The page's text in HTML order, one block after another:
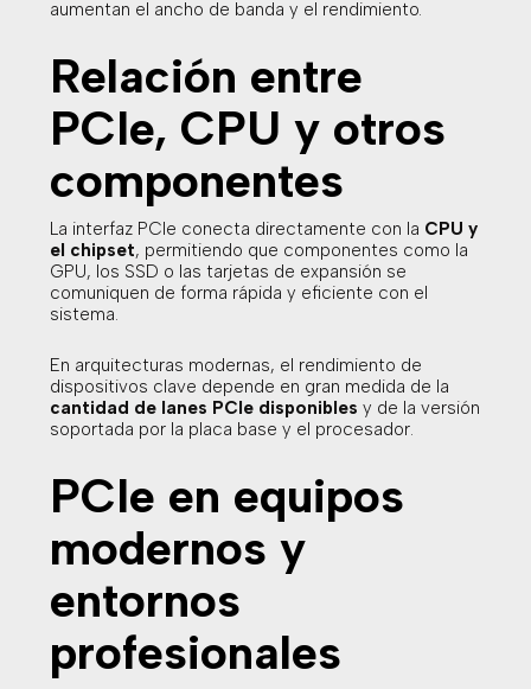
aumentan el ancho de banda y el rendimiento.
Relación entre
PCIe, CPU y otros
componentes
La interfaz PCIe conecta directamente con la CPU y
el chipset, permitiendo que componentes como la
GPU, los SSD o las tarjetas de expansión se
comuniquen de forma rápida y eficiente con el
sistema.
En arquitecturas modernas, el rendimiento de
dispositivos clave depende en gran medida de la
cantidad de lanes PCIe disponibles y de la versión
soportada por la placa base y el procesador.
PCIe en equipos
modernos y
entornos
profesionales